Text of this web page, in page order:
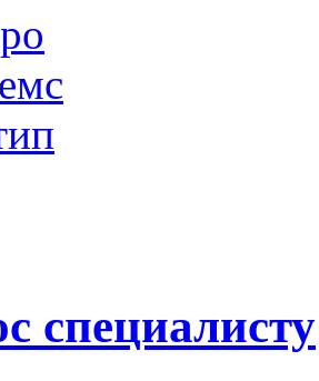
специалисту